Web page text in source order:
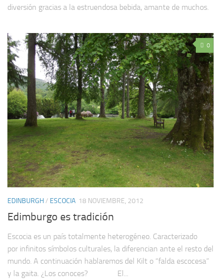
diversión gracias a la estruendosa bebida, amante de muchos.
0
EDINBURGH/ ESCOCIA 18 NOVIEMBRE, 2012
Edimburgo es tradición
Escocia es un país totalmente heterogéneo. Caracterizado
por infinitos símbolos culturales, la diferencian ante el resto del
mundo. A continuación hablaremos del Kilt o “falda escocesa”
y la gaita. ¿Los conoces? El...